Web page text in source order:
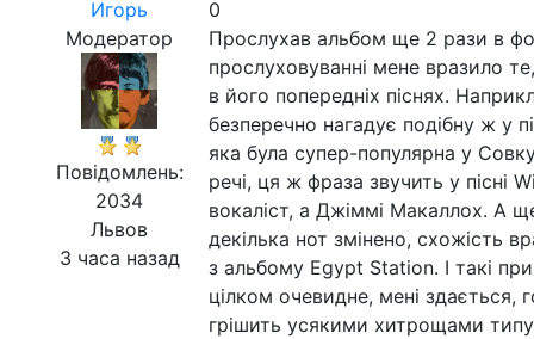
Игорь
Модератор
Повідомлень:
2034
Львов
3 часа назад
0
Прослухав альбом ще 2 рази в
прослуховуванні мене вразило
в його попередніх піснях.
безперечно нагадує подібну ж у
яка була супер-популярна у
речі, ця ж фраза звучить у пісні
вокаліст, а Джіммі Макаллох. А
декілька нот змінено, схожість
з альбому Egypt Station. І такі
цілком очевидне, мені здається,
грішить усякими хитрощами